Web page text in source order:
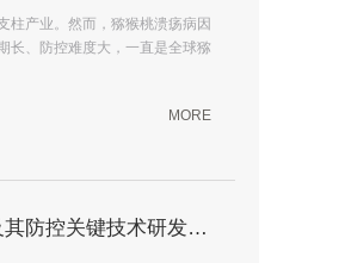
柱产业。然而，猕猴桃溃疡病因
长、防控难度大，一直是全球猕
MORE
苹果树腐烂病致灾机理及其防控关键技术研发与应用